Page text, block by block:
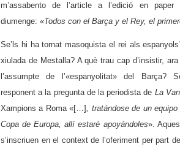
m’assabento de l’article a l’edició en
diumenge: «Todos con el Barça y el Rey, el
Se’ls hi ha tornat masoquista el rei als
xiulada de Mestalla? A què trau cap d’insistir, ara
l’assumpte de l’«espanyolitat» del Barça?
responent a la pregunta de la periodista de La
Xampions a Roma «[…], tratándose de un
Copa de Europa, allí estaré apoyándoles».
s’inscriuen en el context de l’oferiment per part